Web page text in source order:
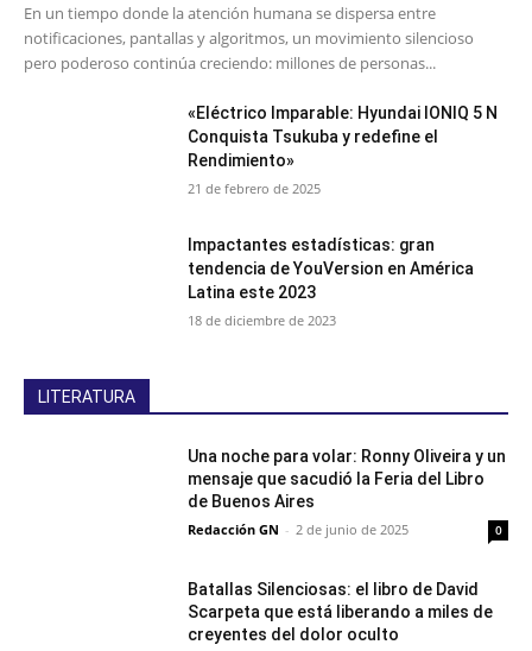
En un tiempo donde la atención humana se dispersa entre
notificaciones, pantallas y algoritmos, un movimiento silencioso
pero poderoso continúa creciendo: millones de personas...
«Eléctrico Imparable: Hyundai IONIQ 5 N
Conquista Tsukuba y redefine el
Rendimiento»
21 de febrero de 2025
Impactantes estadísticas: gran
tendencia de YouVersion en América
Latina este 2023
18 de diciembre de 2023
LITERATURA
Una noche para volar: Ronny Oliveira y un
mensaje que sacudió la Feria del Libro
de Buenos Aires
Redacción GN - 2 de junio de 2025 0
Batallas Silenciosas: el libro de David
Scarpeta que está liberando a miles de
creyentes del dolor oculto